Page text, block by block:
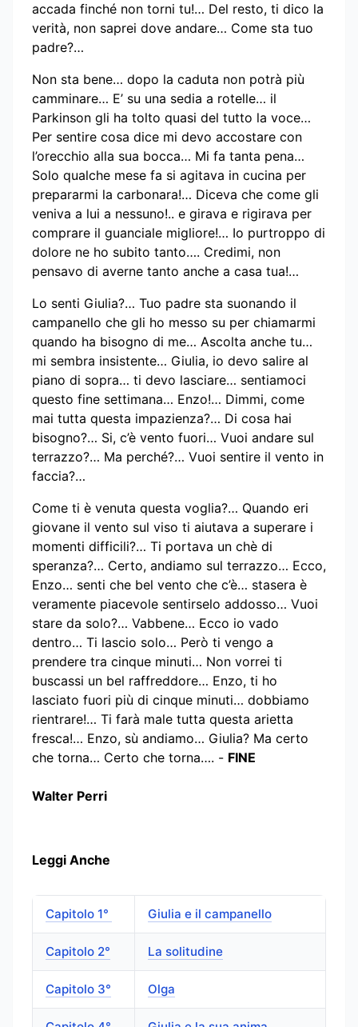
accada finché non torni tu!… Del resto, ti dico la
verità, non saprei dove andare… Come sta tuo
padre?…
Non sta bene… dopo la caduta non potrà più
camminare… E’ su una sedia a rotelle… il
Parkinson gli ha tolto quasi del tutto la voce…
Per sentire cosa dice mi devo accostare con
l’orecchio alla sua bocca… Mi fa tanta pena…
Solo qualche mese fa si agitava in cucina per
prepararmi la carbonara!… Diceva che come gli
veniva a lui a nessuno!.. e girava e rigirava per
comprare il guanciale migliore!… Io purtroppo di
dolore ne ho subito tanto…. Credimi, non
pensavo di averne tanto anche a casa tua!…
Lo senti Giulia?… Tuo padre sta suonando il
campanello che gli ho messo su per chiamarmi
quando ha bisogno di me… Ascolta anche tu…
mi sembra insistente… Giulia, io devo salire al
piano di sopra… ti devo lasciare… sentiamoci
questo fine settimana… Enzo!… Dimmi, come
mai tutta questa impazienza?… Di cosa hai
bisogno?… Si, c’è vento fuori… Vuoi andare sul
terrazzo?… Ma perché?… Vuoi sentire il vento in
faccia?…
Come ti è venuta questa voglia?… Quando eri
giovane il vento sul viso ti aiutava a superare i
momenti difficili?… Ti portava un chè di
speranza?… Certo, andiamo sul terrazzo… Ecco,
Enzo… senti che bel vento che c’è… stasera è
veramente piacevole sentirselo addosso… Vuoi
stare da solo?… Vabbene… Ecco io vado
dentro… Ti lascio solo… Però ti vengo a
prendere tra cinque minuti… Non vorrei ti
buscassi un bel raffreddore… Enzo, ti ho
lasciato fuori più di cinque minuti… dobbiamo
rientrare!… Ti farà male tutta questa arietta
fresca!… Enzo, sù andiamo… Giulia? Ma certo
che torna… Certo che torna…. - FINE
Walter Perri
Leggi Anche
Capitolo 1° Giulia e il campanello
Capitolo 2° La solitudine
Capitolo 3° Olga